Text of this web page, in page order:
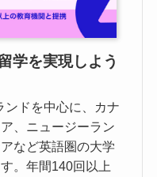
学を実現しよう
ンドを中心に、カナ
、ニュージーラン
など英語圏の大学
。年間140回以上